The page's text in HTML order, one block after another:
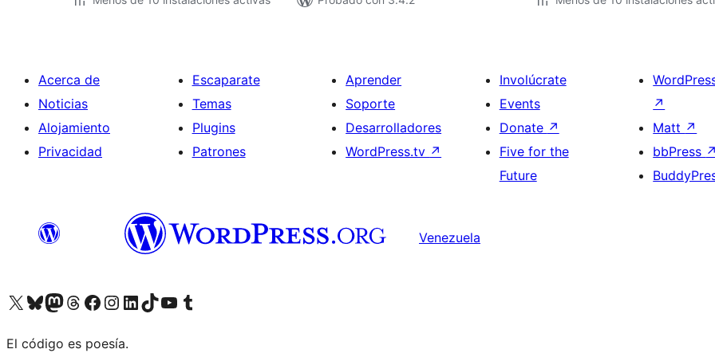
Acerca de
Noticias
Alojamiento
Privacidad
Escaparate
Temas
Plugins
Patrones
Aprender
Soporte
Desarrolladores
WordPress.tv ↗
Involúcrate
Events
Donate ↗
Five for the
Future
↗
Matt ↗
bbPress ↗
Venezuela
Visit our X (formerly Twitter) account
Visit our Bluesky account
Visit our Mastodon account
Visit our Threads account
Visita nuestra página de Facebook
Visita nuestra cuenta de Instagram
Visita nuestra cuenta de LinkedIn
Visit our TikTok account
Visita nuestro canal de YouTube
Visit our Tumblr account
El código es poesía.